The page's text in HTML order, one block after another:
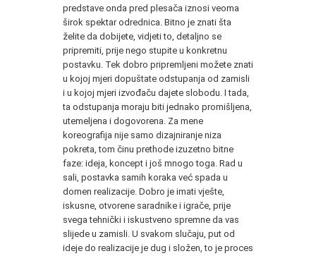
predstave onda pred plesača iznosi veoma
širok spektar odrednica. Bitno je znati šta
želite da dobijete, vidjeti to, detaljno se
pripremiti, prije nego stupite u konkretnu
postavku. Tek dobro pripremljeni možete znati
u kojoj mjeri dopuštate odstupanja od zamisli
i u kojoj mjeri izvođaču dajete slobodu. I tada,
ta odstupanja moraju biti jednako promišljena,
utemeljena i dogovorena. Za mene
koreografija nije samo dizajniranje niza
pokreta, tom činu prethode izuzetno bitne
faze: ideja, koncept i još mnogo toga. Rad u
sali, postavka samih koraka već spada u
domen realizacije. Dobro je imati vješte,
iskusne, otvorene saradnike i igrače, prije
svega tehnički i iskustveno spremne da vas
slijede u zamisli. U svakom slučaju, put od
ideje do realizacije je dug i složen, to je proces